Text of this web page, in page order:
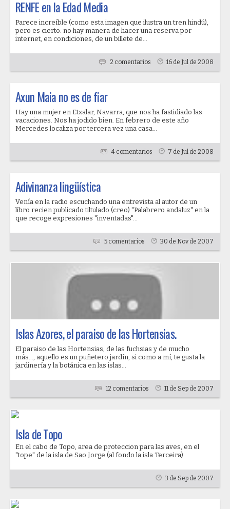
RENFE en la Edad Media
Parece increíble (como esta imagen que ilustra un tren hindú),
pero es cierto: no hay manera de hacer una reserva por
internet, en condiciones, de un billete de...
2 comentarios 16 de Jul de 2008
Axun Maia no es de fiar
Hay una mujer en Etxalar, Navarra, que nos ha fastidiado las
vacaciones. Nos ha jodido bien. En febrero de este año
Mercedes localiza por tercera vez una casa...
4 comentarios 7 de Jul de 2008
Adivinanza lingüística
Venía en la radio escuchando una entrevista al autor de un
libro recien publicado tiltulado (creo) "Palabrero andaluz" en la
que recoge expresiones "inventadas"...
5 comentarios 30 de Nov de 2007
Islas Azores, el paraiso de las Hortensias.
El paraiso de las Hortensias, de las fuchsias y de mucho
más..., aquello es un puñetero jardín, si como a mí, te gusta la
jardinería y la botánica en las islas...
12 comentarios 11 de Sep de 2007
Isla de Topo
En el cabo de Topo, area de proteccion para las aves, en el
"tope" de la isla de Sao Jorge (al fondo la isla Terceira)
3 de Sep de 2007